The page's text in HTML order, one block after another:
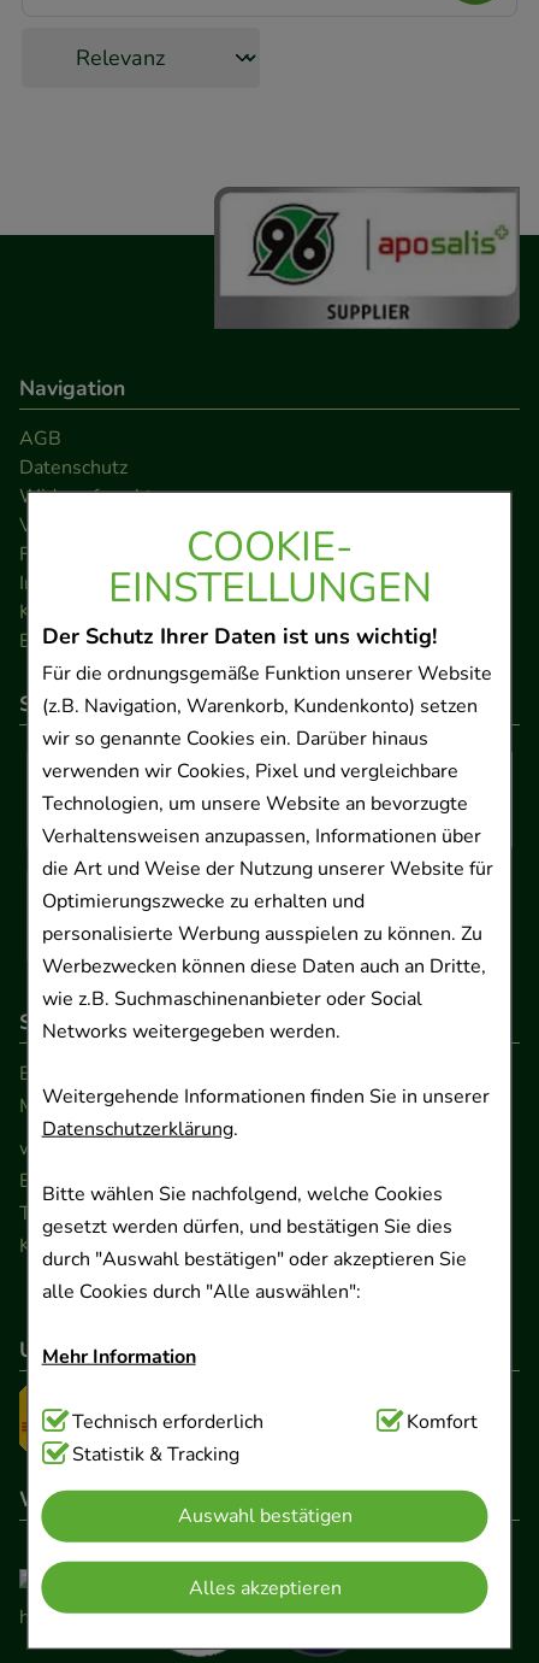
COOKIE-
EINSTELLUNGEN
Der Schutz Ihrer Daten ist uns wichtig!
Für die ordnungsgemäße Funktion unserer Website
(z.B. Navigation, Warenkorb, Kundenkonto) setzen
wir so genannte Cookies ein. Darüber hinaus
verwenden wir Cookies, Pixel und vergleichbare
Technologien, um unsere Website an bevorzugte
Verhaltensweisen anzupassen, Informationen über
die Art und Weise der Nutzung unserer Website für
Optimierungszwecke zu erhalten und
personalisierte Werbung ausspielen zu können. Zu
Werbezwecken können diese Daten auch an Dritte,
wie z.B. Suchmaschinenanbieter oder Social
Networks weitergegeben werden.
Weitergehende Informationen finden Sie in unserer
Datenschutzerklärung.
Bitte wählen Sie nachfolgend, welche Cookies
gesetzt werden dürfen, und bestätigen Sie dies
durch "Auswahl bestätigen" oder akzeptieren Sie
alle Cookies durch "Alle auswählen":
Mehr Information
Technisch Notwendig:Hierbei handelt es sich um
Cookies, die für die Grundfunktionen unserer
Website notwendig sind (z.B. Navigation,
Warenkorb, Kundenkonto), weshalb auf diese nicht
verzichtet werden kann.
Komfort:Diese Cookies werden genutzt um das
Einkaufserlebnis noch ansprechender zu gestalten,
Technisch erforderlich
Komfort
Statistik & Tracking
Auswahl bestätigen
Alles akzeptieren
Navigation
AGB
Datenschutz
Widerrufsrecht
Versandkosten
FAQ
Impressum
Kontakt
Barrierefreiheitserklärung
So können Sie bezahlen
So erreichen Sie uns
Beratung und Kundenservice:
Montag - Freitag von 9.00 bis 17.00 Uhr
www.ApoSalis.de
Ernst-August-Platz 2 · 30159 Hannover
Telefon 0511 89 71 80 0 · Fax 0511 89 71 80 11
Kontaktformular
Unser Versanddienstleister
Wir sind hier gelistet